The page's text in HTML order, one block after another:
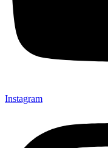
Instagram